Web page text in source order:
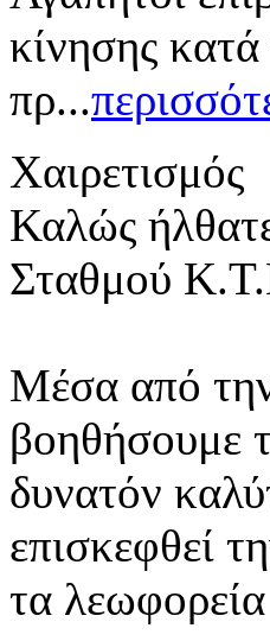
κίνησης
πρ...
Χαιρετισμός
Καλώς
Σταθμού
Μέσα από την
βοηθήσουμε
δυνατόν
επισκεφθεί
τα